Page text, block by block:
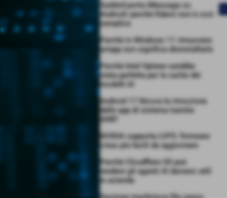
Sunbird porta iMessage su
Android: perché fidarsi non è così
semplice
Perché in Windows 11 rimuovere
un’app non significa disinstallarla
Perché Intel Optane sarebbe
stata perfetta per la cache dei
modelli AI
Android 17 blocca la rimozione
delle app di sistema tramite
ADB?
NVIDIA supporta LVFS: firmware
Linux più facili da aggiornare
Perché Cloudflare OS può
rendere gli agenti AI davvero utili
in azienda